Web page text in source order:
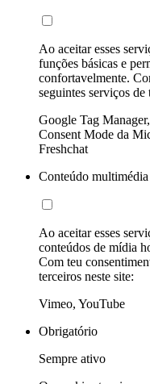
Ao aceitar esses
funções básicas e
confortavelmente.
seguintes serviços de
Google Tag
Consent Mode da
Freshchat
Conteúdo
Ao aceitar esses
conteúdos de mídia
Com teu
terceiros neste site:
Vimeo, YouTube
Obrigatório
Sempre ativo